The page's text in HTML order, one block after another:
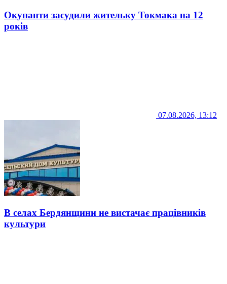
Окупанти засудили жительку Токмака на 12
років
07.08.2026, 13:12
В селах Бердянщини не вистачає працівників
культури